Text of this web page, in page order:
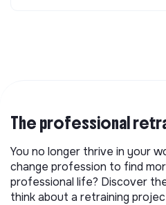
The professional
You no longer thrive in your
change profession to find
professional life? Discover
think about a retraining